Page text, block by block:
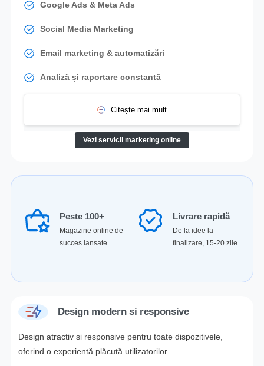
Google Ads & Meta Ads
Social Media Marketing
Email marketing & automatizări
Analiză și raportare constantã
Citește mai mult
Vezi servicii marketing online
Peste 100+
Magazine online de
succes lansate
Livrare rapidă
De la idee la
finalizare, 15-20 zile
Design modern si responsive
Design atractiv si responsive pentru toate dispozitivele,
oferind o experientă plăcută utilizatorilor.